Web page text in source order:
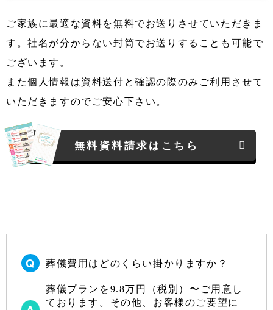
ご家族に最適な資料を無料でお送りさせていただきま
す。社名が分からない封筒でお送りすることも可能で
ございます。
また個人情報は資料送付と確認の際のみご利用させて
いただきますのでご安心下さい。
無料資料請求はこちら
葬儀費用はどのくらい掛かりますか？
葬儀プランを9.8万円（税別）〜ご用意し
ております。その他、お客様のご要望に